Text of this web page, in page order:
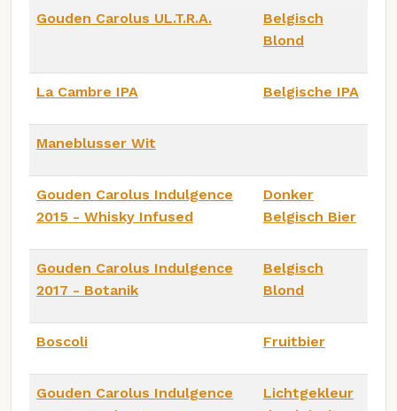
Gouden Carolus UL.T.R.A.
Belgisch
Blond
La Cambre IPA Belgische IPA
Maneblusser Wit
Gouden Carolus Indulgence
2015 - Whisky Infused
Donker
Belgisch Bier
Gouden Carolus Indulgence
2017 - Botanik
Belgisch
Blond
Boscoli Fruitbier
Gouden Carolus Indulgence
Lichtgekleur